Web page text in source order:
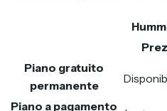
Piano gratuito
permanente
Piano a pagamento